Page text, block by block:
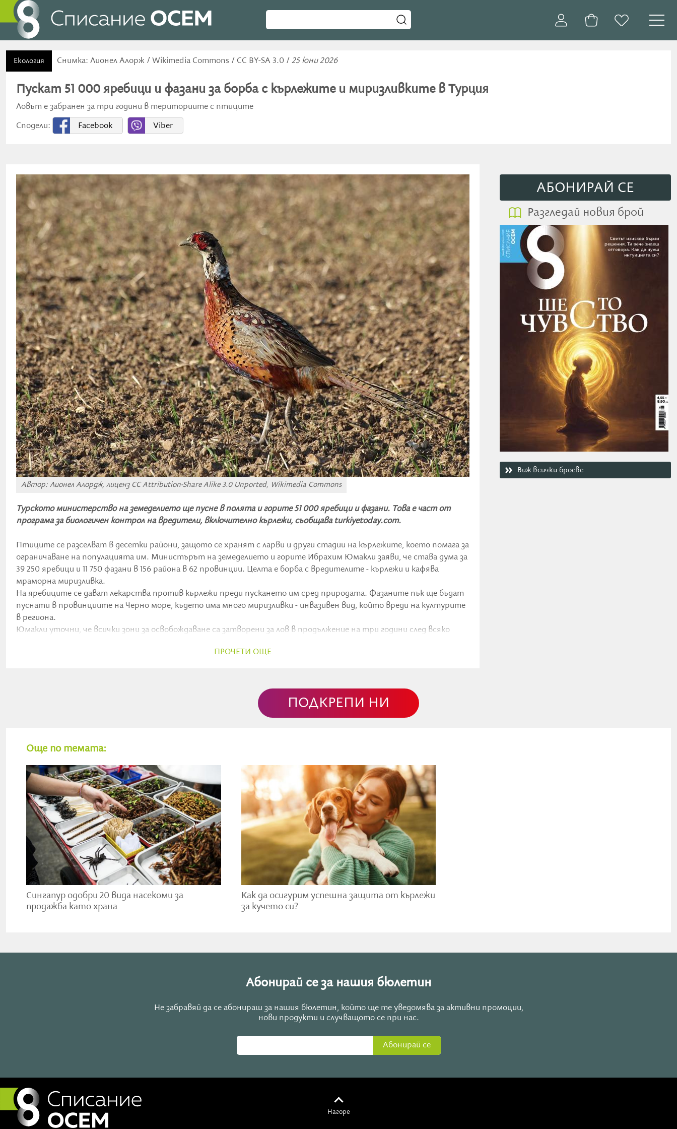
Екология Снимка: Лионел Алорж / Wikimedia Commons / CC BY-SA 3.0 / 25 юни 2026
Пускат 51 000 яребици и фазани за борба с кърлежите и миризливките в Турция
Ловът е забранен за три години в териториите с птиците
Сподели:
Facebook Viber
Автор: Лионел Алордж, лиценз CC Attribution-Share Alike 3.0 Unported, Wikimedia Commons
Турското министерство на земеделието ще пусне в полята и горите 51 000 яребици и фазани. Това е част от
програма за биологичен контрол на вредители, включително кърлежи, съобщава turkiyetoday.com.
Птиците се разселват в десетки райони, защото се хранят с ларви и други стадии на кърлежите, което помага за
ограничаване на популацията им. Министърът на земеделието и горите Ибрахим Юмакли заяви, че става дума за
39 250 яребици и 11 750 фазани в 156 района в 62 провинции. Целта е борба с вредителите - кърлежи и кафява
мраморна миризливка.
На яребиците се дават лекарства против кърлежи преди пускането им сред природата. Фазаните пък ще бъдат
пуснати в провинциите на Черно море, където има много миризливки - инвазивен вид, който вреди на културите
в региона.
Юмакли уточни, че всички зони за освобождаване са затворени за лов в продължение на три години след всяко
съвестно използване и предаването й на бъдещите поколения чрез устойчиво управление“, каза той.
ПРОЧЕТИ ОЩЕ
АБОНИРАЙ СE
Разгледай новия брой
Виж всички броеве
ПОДКРЕПИ НИ
Още по темата:
Сингапур одобри 20 вида насекоми за
продажба като храна
Как да осигурим успешна защита от кърлежи
за кучето си?
Абонирай се за нашия бюлетин
Не забравяй да се абонираш за нашия бюлетин, който ще те уведомява за активни промоции,
нови продукти и случващото се при нас.
Абонирай се
Нагоре